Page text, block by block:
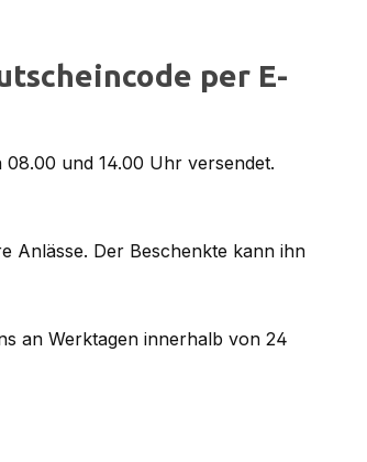
per E-
und 14.00 Uhr versendet.
Anlässe. Der Beschenkte kann ihn
an Werktagen innerhalb von 24